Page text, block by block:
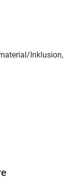
Inklusion,